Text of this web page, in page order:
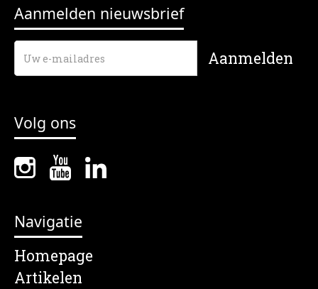
Aanmelden nieuwsbrief
Volg ons
Navigatie
Homepage
Artikelen